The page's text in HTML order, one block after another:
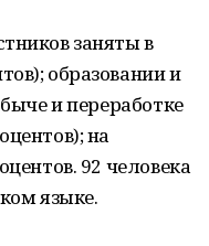
заняты в
образовании и
и переработке
на
92 человека
языке.